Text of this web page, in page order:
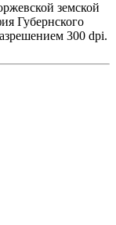
земской
Губернского
300 dpi.